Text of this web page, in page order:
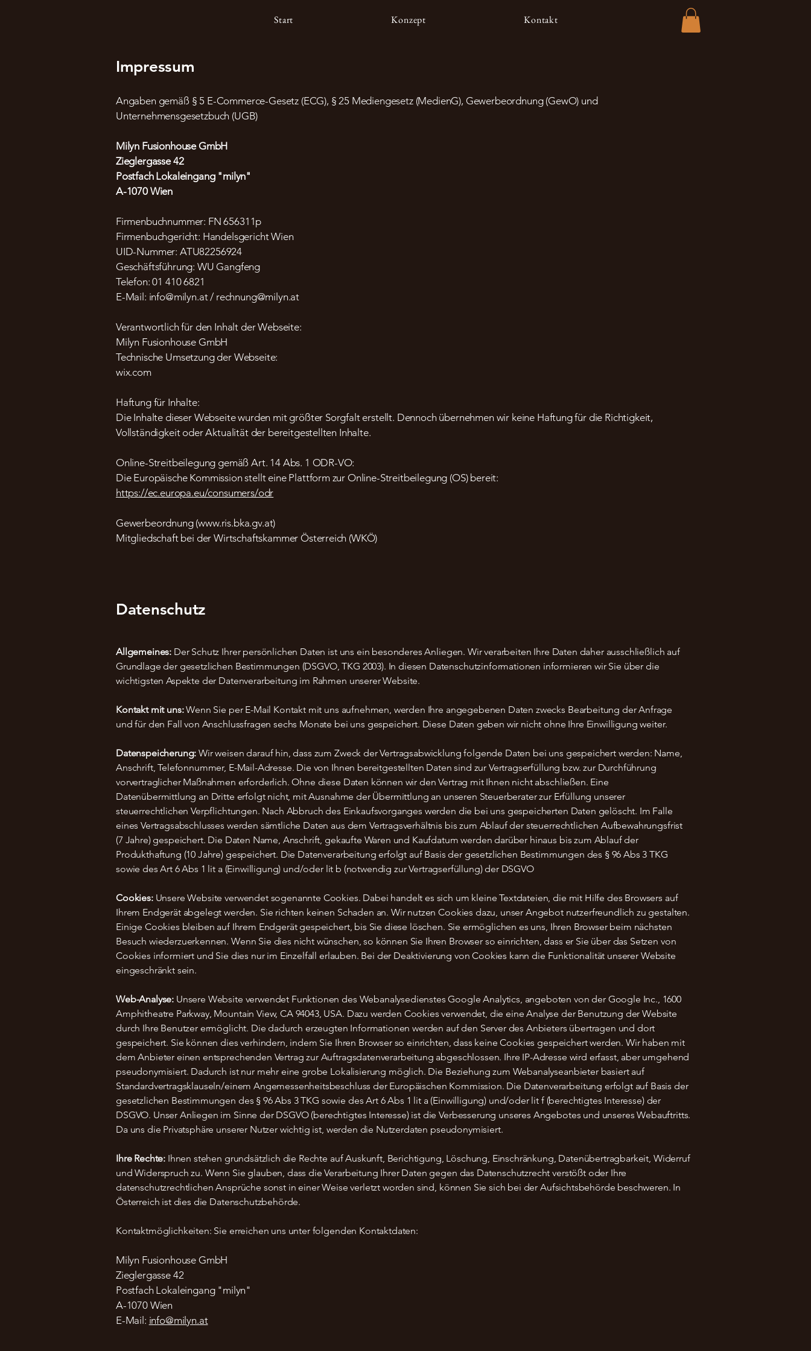
Start Konzept Kontakt
Impressum
Angaben gemäß § 5 E-Commerce-Gesetz (ECG), § 25 Mediengesetz (MedienG), Gewerbeordnung (GewO) und
Unternehmensgesetzbuch (UGB)
Milyn Fusionhouse GmbH
Zieglergasse 42
Postfach Lokaleingang "milyn"
A-1070 Wien
Firmenbuchnummer: FN 656311p
Firmenbuchgericht: Handelsgericht Wien
UID-Nummer: ATU82256924
Geschäftsführung: WU Gangfeng​
Telefon: 01 410 6821
E-Mail: info@milyn.at / rechnung@milyn.at
Verantwortlich für den Inhalt der Webseite:
Milyn Fusionhouse GmbH
Technische Umsetzung der Webseite:
wix.com
Haftung für Inhalte:
Die Inhalte dieser Webseite wurden mit größter Sorgfalt erstellt. Dennoch übernehmen wir keine Haftung für die Richtigkeit,
Vollständigkeit oder Aktualität der bereitgestellten Inhalte.
Online-Streitbeilegung gemäß Art. 14 Abs. 1 ODR-VO:
Die Europäische Kommission stellt eine Plattform zur Online-Streitbeilegung (OS) bereit:
https://ec.europa.eu/consumers/odr
Gewerbeordnung (www.ris.bka.gv.at)
Mitgliedschaft bei der Wirtschaftskammer Österreich (WKÖ)
Datenschutz
Allgemeines: Der Schutz Ihrer persönlichen Daten ist uns ein besonderes Anliegen. Wir verarbeiten Ihre Daten daher ausschließlich auf
Grundlage der gesetzlichen Bestimmungen (DSGVO, TKG 2003). In diesen Datenschutzinformationen informieren wir Sie über die
wichtigsten Aspekte der Datenverarbeitung im Rahmen unserer Website.​
Kontakt mit uns:Wenn Sie per E-Mail Kontakt mit uns aufnehmen, werden Ihre angegebenen Daten zwecks Bearbeitung der Anfrage
und für den Fall von Anschlussfragen sechs Monate bei uns gespeichert. Diese Daten geben wir nicht ohne Ihre Einwilligung weiter.
Datenspeicherung: Wir weisen darauf hin, dass zum Zweck der Vertragsabwicklung folgende Daten bei uns gespeichert werden: Name,
Anschrift, Telefonnummer, E-Mail-Adresse. Die von Ihnen bereitgestellten Daten sind zur Vertragserfüllung bzw. zur Durchführung
vorvertraglicher Maßnahmen erforderlich. Ohne diese Daten können wir den Vertrag mit Ihnen nicht abschließen. Eine
Datenübermittlung an Dritte erfolgt nicht, mit Ausnahme der Übermittlung an unseren Steuerberater zur Erfüllung unserer
steuerrechtlichen Verpflichtungen. Nach Abbruch des Einkaufsvorganges werden die bei uns gespeicherten Daten gelöscht. Im Falle
eines Vertragsabschlusses werden sämtliche Daten aus dem Vertragsverhältnis bis zum Ablauf der steuerrechtlichen Aufbewahrungsfrist
(7 Jahre) gespeichert. Die Daten Name, Anschrift, gekaufte Waren und Kaufdatum werden darüber hinaus bis zum Ablauf der
Produkthaftung (10 Jahre) gespeichert. Die Datenverarbeitung erfolgt auf Basis der gesetzlichen Bestimmungen des § 96 Abs 3 TKG
sowie des Art 6 Abs 1 lit a (Einwilligung) und/oder lit b (notwendig zur Vertragserfüllung) der DSGVO
Cookies:Unsere Website verwendet sogenannte Cookies. Dabei handelt es sich um kleine Textdateien, die mit Hilfe des Browsers auf
Ihrem Endgerät abgelegt werden. Sie richten keinen Schaden an. Wir nutzen Cookies dazu, unser Angebot nutzerfreundlich zu gestalten.
Einige Cookies bleiben auf Ihrem Endgerät gespeichert, bis Sie diese löschen. Sie ermöglichen es uns, Ihren Browser beim nächsten
Besuch wiederzuerkennen. Wenn Sie dies nicht wünschen, so können Sie Ihren Browser so einrichten, dass er Sie über das Setzen von
Cookies informiert und Sie dies nur im Einzelfall erlauben. Bei der Deaktivierung von Cookies kann die Funktionalität unserer Website
eingeschränkt sein.​
Web-Analyse: Unsere Website verwendet Funktionen des Webanalysedienstes Google Analytics, angeboten von der Google Inc., 1600
Amphitheatre Parkway, Mountain View, CA 94043, USA. Dazu werden Cookies verwendet, die eine Analyse der Benutzung der Website
durch Ihre Benutzer ermöglicht. Die dadurch erzeugten Informationen werden auf den Server des Anbieters übertragen und dort
gespeichert. Sie können dies verhindern, indem Sie Ihren Browser so einrichten, dass keine Cookies gespeichert werden. Wir haben mit
dem Anbieter einen entsprechenden Vertrag zur Auftragsdatenverarbeitung abgeschlossen. Ihre IP-Adresse wird erfasst, aber umgehend
pseudonymisiert. Dadurch ist nur mehr eine grobe Lokalisierung möglich. Die Beziehung zum Webanalyseanbieter basiert auf
Standardvertragsklauseln/einem Angemessenheitsbeschluss der Europäischen Kommission. Die Datenverarbeitung erfolgt auf Basis der
gesetzlichen Bestimmungen des § 96 Abs 3 TKG sowie des Art 6 Abs 1 lit a (Einwilligung) und/oder lit f (berechtigtes Interesse) der
DSGVO. Unser Anliegen im Sinne der DSGVO (berechtigtes Interesse) ist die Verbesserung unseres Angebotes und unseres Webauftritts.
Da uns die Privatsphäre unserer Nutzer wichtig ist, werden die Nutzerdaten pseudonymisiert.​
Ihre Rechte: Ihnen stehen grundsätzlich die Rechte auf Auskunft, Berichtigung, Löschung, Einschränkung, Datenübertragbarkeit, Widerruf
und Widerspruch zu. Wenn Sie glauben, dass die Verarbeitung Ihrer Daten gegen das Datenschutzrecht verstößt oder Ihre
datenschutzrechtlichen Ansprüche sonst in einer Weise verletzt worden sind, können Sie sich bei der Aufsichtsbehörde beschweren. In
Österreich ist dies die Datenschutzbehörde.
Kontaktmöglichkeiten: Sie erreichen uns unter folgenden Kontaktdaten:​
Milyn Fusionhouse GmbH
Zieglergasse 42
Postfach Lokaleingang "milyn"
A-1070 Wien
E-Mail: info@milyn.at